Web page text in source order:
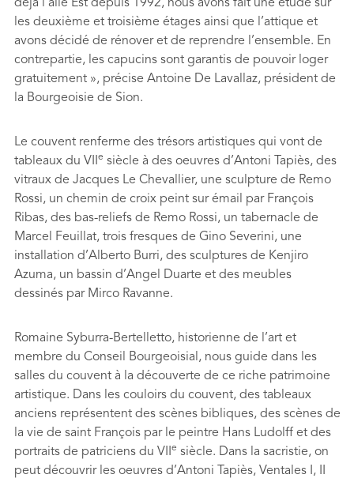
déjà l’aile Est depuis 1992, nous avons fait une étude sur
les deuxième et troisième étages ainsi que l’attique et
avons décidé de rénover et de reprendre l’ensemble. En
contrepartie, les capucins sont garantis de pouvoir loger
gratuitement », précise Antoine De Lavallaz, président de
la Bourgeoisie de Sion.
Le couvent renferme des trésors artistiques qui vont de
tableaux du VII
e siècle à des oeuvres d’Antoni Tapiès, des
vitraux de Jacques Le Chevallier, une sculpture de Remo
Rossi, un chemin de croix peint sur émail par François
Ribas, des bas-reliefs de Remo Rossi, un tabernacle de
Marcel Feuillat, trois fresques de Gino Severini, une
installation d’Alberto Burri, des sculptures de Kenjiro
Azuma, un bassin d’Angel Duarte et des meubles
dessinés par Mirco Ravanne.
Romaine Syburra-Bertelletto, historienne de l’art et
membre du Conseil Bourgeoisial, nous guide dans les
salles du couvent à la découverte de ce riche patrimoine
artistique. Dans les couloirs du couvent, des tableaux
anciens représentent des scènes bibliques, des scènes de
la vie de saint François par le peintre Hans Ludolff et des
portraits de patriciens du VII
e siècle. Dans la sacristie, on
peut découvrir les oeuvres d’Antoni Tapiès, Ventales I, II